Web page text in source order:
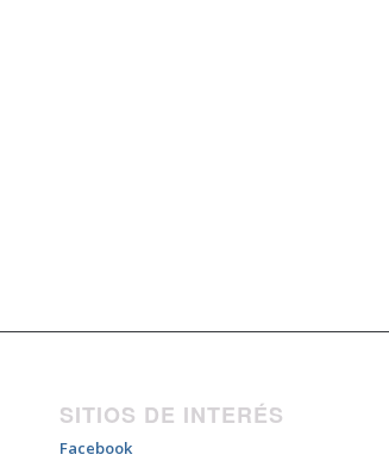
SITIOS DE INTERÉS
Facebook